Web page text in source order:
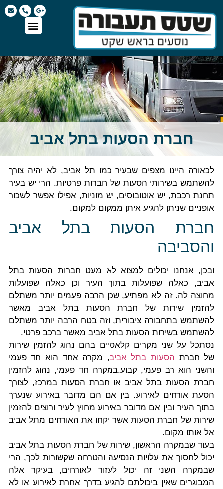
חברת הסעות בתל אביב
לכאורה היינו מצפים שבעיר כמו תל אביב, לא יהיה צורך
להשתמש בשירותי הסעות של חברות פרטיות. הרי יש בעיר
תחנת רכבת, יש אוטובוסים, יש מוניות, אפילו אפשר לשכור
אופניים שניתן להגיע איתן ממקום למקום.
חברת הסעות בתל אביב
והסביבה
ובכן, אנחנו יכולים למצוא לא מעט חברות הסעות בתל
אביב, כאלה שפועלות בתוך העיר וכן כאלה שפועלות
מחוצה לה. זה לא מפתיע, שכן הרבה פעמים יותר משתלם
להזמין שירות של חברת הסעות בתל אביב מאשר
להשתמש בתחבורה ציבורית, וזה בטח הרבה יותר משתלם
להשתמש בשירות הסעות בתל אביב מאשר ברכב פרטי.
נסתכל על שני מקרים קלאסיים בהם נהוג להזמין שירות
של חברת הסעות בתל אביב, מקרה אחד הוא חד פעמי
והשני הוא רב פעמי, קבוע.במקרה חד פעמי, נהוג להזמין
חברת הסעות בתל אביב או חברת הסעות במרכז, לצורך
הסעת אורחים לאירוע. בין אם הם מדובר באירוע שנערך
בתוך העיר ובין אם מדובר באירוע מחוץ לעיר ורוצים להזמין
שירות של חברת הסעות אשר יקחו את האורחים מתל אביב
אל אותו מקום.
בעוד שבמקרה הראשון, שירות של חברת הסעות בתל אביב
יכול לחסוך את עלויות הנסיעה והטרחה שקשורות לכך, הרי
שבמקרה השני זה יכול לעזור לאורחים, בעיקר אלה
המבוגרים שאין ביכולתם להגיע בדרך אחרת לאירוע או לא